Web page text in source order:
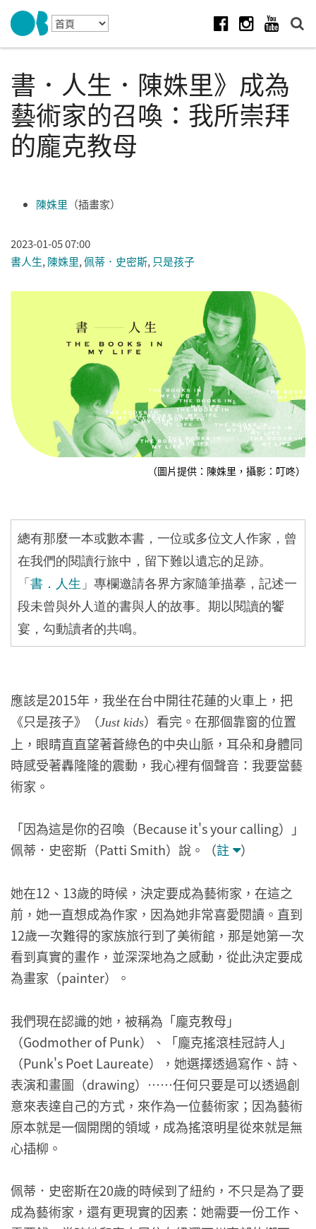
Skip to navigation
移至主內容
書．人生．陳姝里》成為
藝術家的召喚：我所崇拜
的龐克教母
陳姝里 （插畫家）
2023-01-05 07:00
書人生, 陳姝里,佩蒂．史密斯, 只是孩子
（圖片提供：陳姝里，攝影：叮咚）
總有那麼一本或數本書，一位或多位文人作家，曾
在我們的閱讀行旅中，留下難以遺忘的足跡。
「 書．人生 」專欄邀請各界方家隨筆描摹，記述一
段未曾與外人道的書與人的故事。期以閱讀的饗
宴，勾動讀者的共鳴。
應該是2015年，我坐在台中開往花蓮的火車上，把
《只是孩子》（Just kids）看完。在那個靠窗的位置
上，眼睛直直望著蒼綠色的中央山脈，耳朵和身體同
時感受著轟隆隆的震動，我心裡有個聲音：我要當藝
術家。
「因為這是你的召喚（Because it's your calling）」
佩蒂．史密斯（Patti Smith）說。（註 ）
她在12、13歲的時候，決定要成為藝術家，在這之
前，她一直想成為作家，因為她非常喜愛閱讀。直到
12歲一次難得的家族旅行到了美術館，那是她第一次
看到真實的畫作，並深深地為之感動，從此決定要成
為畫家（painter）。
我們現在認識的她，被稱為「龐克教母」
（Godmother of Punk）、「龐克搖滾桂冠詩人」
（Punk's Poet Laureate），她選擇透過寫作、詩、
表演和畫圖（drawing）⋯⋯任何只要是可以透過創
意來表達自己的方式，來作為一位藝術家；因為藝術
原本就是一個開闊的領域，成為搖滾明星從來就是無
心插柳。
佩蒂．史密斯在20歲的時候到了紐約，不只是為了要
成為藝術家，還有更現實的因素：她需要一份工作、